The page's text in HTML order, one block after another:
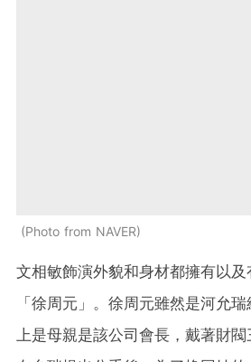
Photo from NAVER
文相敏飾演外貌和身材都擁有以
「徐周元」。徐周元雖然是河允
上是母親是該公司會長，戴著財閥